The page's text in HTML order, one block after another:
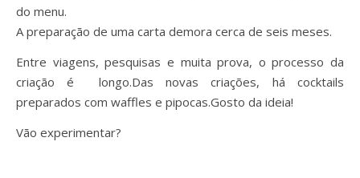
do menu.
A preparação de uma carta demora cerca de seis meses.
Entre viagens, pesquisas e muita prova, o processo da
criação é longo.Das novas criações, há cocktails
preparados com waffles e pipocas.Gosto da ideia!
Vão experimentar?